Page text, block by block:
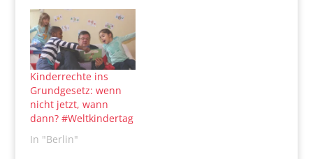
Kinderrechte ins
Grundgesetz: wenn
nicht jetzt, wann
dann? #Weltkindertag
In "Berlin"